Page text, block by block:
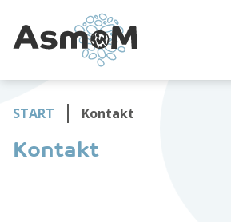
Kontakt
START Kontakt